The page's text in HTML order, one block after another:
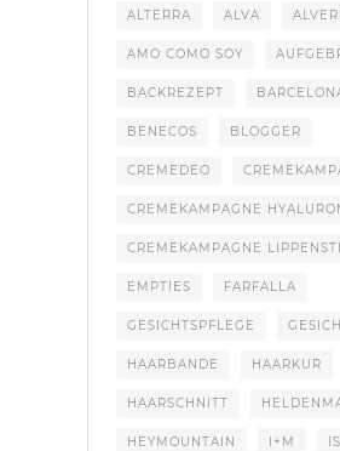
ALTERRA ALVA
AMO COMO SOY
BACKREZEPT
BENECOS BLOGGER
CREMEDEO
CREMEKAMPAGNE
CREMEKAMPAGNE
EMPTIES FARFALLA
GESICHTSPFLEGE
HAARBANDE HAARKUR
HAARSCHNITT
HEYMOUNTAIN I+M